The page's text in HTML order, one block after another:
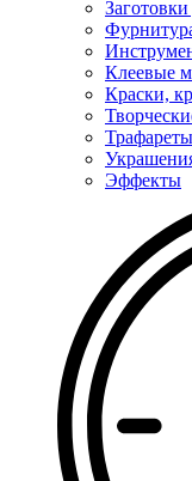
Клеевые
Краски,
Трафареты
Эффекты